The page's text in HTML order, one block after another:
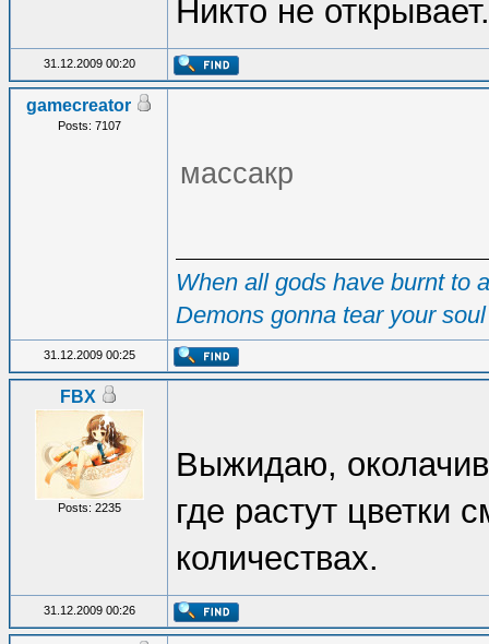
Никто не открывает.
31.12.2009 00:20
gamecreator
Posts: 7107
массакр
When all gods have burnt to
Demons gonna tear your
31.12.2009 00:25
FBX
Posts: 2235
Выжидаю,
где растут цветки
количествах.
31.12.2009 00:26